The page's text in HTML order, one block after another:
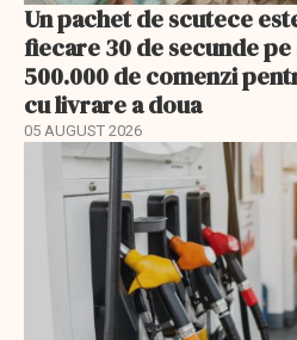
Un pachet de scutece
fiecare 30 de secunde pe
500.000 de comenzi
cu livrare a doua
05 AUGUST 2026